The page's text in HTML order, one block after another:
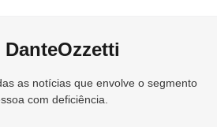
DanteOzzetti
as notícias que envolve o segmento
com deficiência.